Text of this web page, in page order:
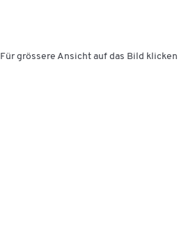
Für grössere Ansicht auf das Bild klicken